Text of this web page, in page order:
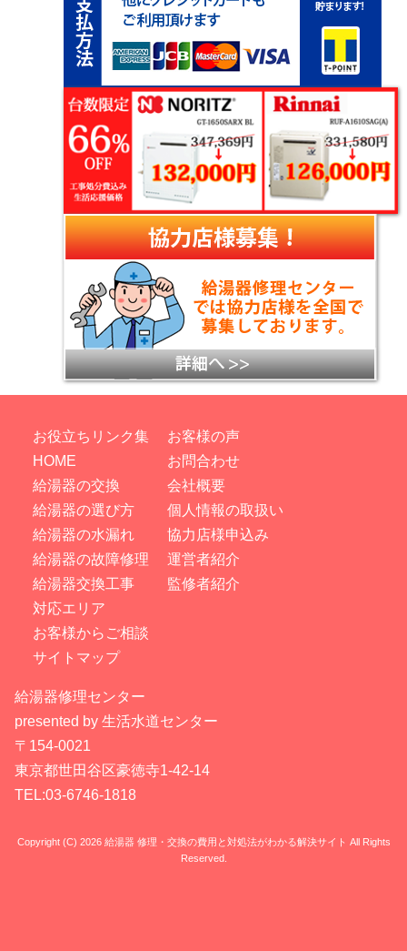
お役立ちリンク集
HOME
給湯器の交換
給湯器の選び方
給湯器の水漏れ
給湯器の故障修理
給湯器交換工事
対応エリア
お客様からご相談
サイトマップ
お客様の声
お問合わせ
会社概要
個人情報の取扱い
協力店様申込み
運営者紹介
監修者紹介
給湯器修理センター
presented by 生活水道センター
〒154-0021
東京都世田谷区豪徳寺1-42-14
TEL:03-6746-1818
Copyright (C) 2026 給湯器 修理・交換の費用と対処法がわかる解決サイト All Rights
Reserved.